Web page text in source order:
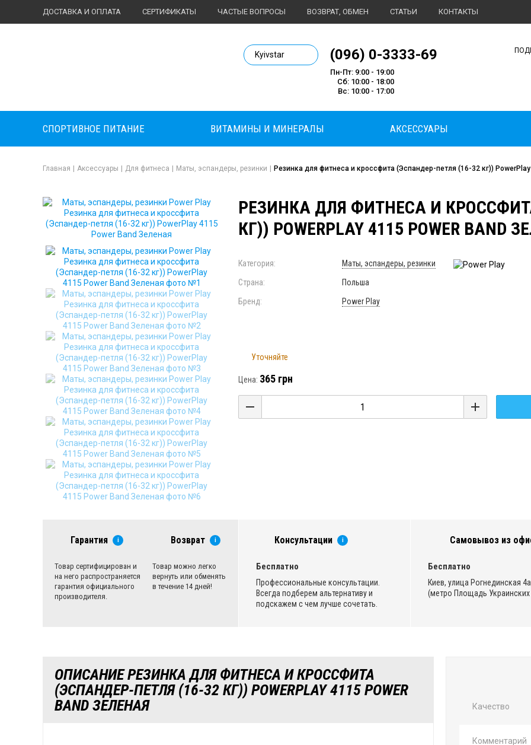
ДОСТАВКА И ОПЛАТА СЕРТИФИКАТЫ ЧАСТЫЕ ВОПРОСЫ ВОЗВРАТ, ОБМЕН СТАТЬИ КОНТАКТЫ
Body Market №1 магазин спортивного питания
Kyivstar (096) 0-3333-69
Пн-Пт: 9:00 - 19:00
Сб: 10:00 - 18:00
Вс: 10:00 - 17:00
СПОРТИВНОЕ ПИТАНИЕ ВИТАМИНЫ И МИНЕРАЛЫ АКСЕССУАРЫ
Главная Аксессуары Для фитнеса Маты, эспандеры, резинки Резинка для фитнеса и кроссфита (Эспандер-петля (16-32 кг))
РЕЗИНКА ДЛЯ ФИТНЕСА И
КГ)) POWERPLAY 4115 POWER BAND
Категория:
Маты, эспандеры, резинки
Страна:
Польша
Бренд:
Power Play
Уточняйте
Цена: 365 грн
Гарантия i
Товар сертифицирован и
на него распространяется
гарантия официального
производителя.
Возврат i
Товар можно легко
вернуть или обменять
в течение 14 дней!
Консультации i
Бесплатно
Профессиональные консультации.
Всегда подберем альтернативу и
подскажем с чем лучше сочетать.
Самовывоз из
Бесплатно
Киев, улица Рогнединская
(метро Площадь Украинских
ОПИСАНИЕ РЕЗИНКА ДЛЯ ФИТНЕСА И КРОССФИТА
(ЭСПАНДЕР-ПЕТЛЯ (16-32 КГ)) POWERPLAY 4115 POWER
BAND ЗЕЛЕНАЯ
Качество